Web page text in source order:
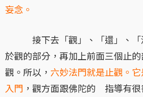
妄念。
接下去「觀」、「還」、「
於觀的部分，再加上前面三個止
觀。所以， 六妙法門就是止觀。
入門 ，觀方面跟佛陀的 指導有